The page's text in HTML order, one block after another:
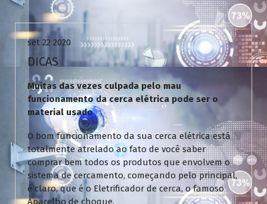
Uncategorized
set 22 2020
DICAS
Muitas das vezes culpada pelo mau
funcionamento da cerca elétrica pode ser o
material usado
O bom funcionamento da sua cerca elétrica está
totalmente atrelado ao fato de você saber
comprar bem todos os produtos que envolvem o
sistema de cercamento, começando pelo principal,
é claro, que é o Eletrificador de cerca, o famoso
Aparelho de choque.